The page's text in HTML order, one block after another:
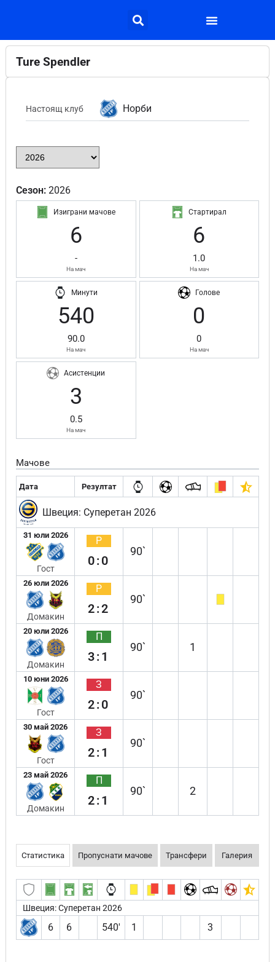
Ture Spendler
Настоящ клуб Норби
Сезон: 2026
Изиграни мачове
6
-
На мач
Стартирал
6
1.0
На мач
Минути
540
90.0
На мач
Голове
0
0
На мач
Асистенции
3
0.5
На мач
Мачове
Дата Резултат
Швеция: Суперетан 2026
31 юли 2026
Гост
Р
0:0
90`
26 юли 2026
Домакин
Р
2:2
90`
20 юли 2026
Домакин
П
3:1
90` 1
10 юни 2026
Гост
З
2:0
90`
30 май 2026
Гост
З
2:1
90`
23 май 2026
Домакин
П
2:1
90` 2
Статистика Пропуснати мачове Трансфери Галерия
Швеция: Суперетан 2026
6 6 540′ 1 3